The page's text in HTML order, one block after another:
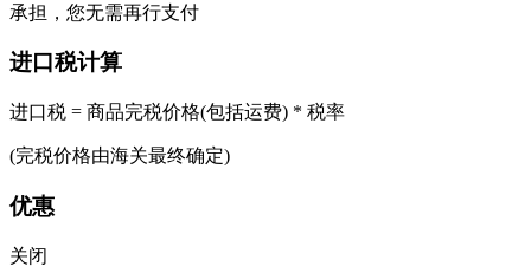
承担，您无需再行支付
进口税计算
进口税 = 商品完税价格(包括运费) * 税率
(完税价格由海关最终确定)
优惠
关闭